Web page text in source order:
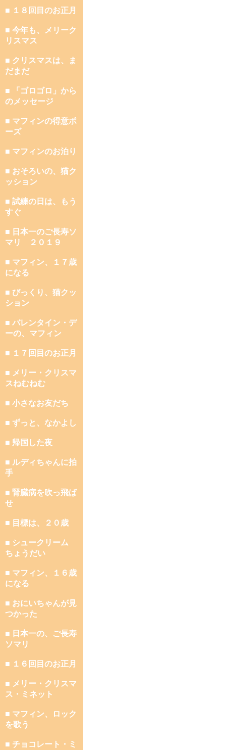
■ １８回目のお正月
■ 今年も、メリーク
リスマス
■ クリスマスは、ま
だまだ
■ 「ゴロゴロ」から
のメッセージ
■ マフィンの得意ポ
ーズ
■ マフィンのお泊り
■ おそろいの、猫ク
ッション
■ 試練の日は、もう
すぐ
■ 日本一のご長寿ソ
マリ ２０１９
■ マフィン、１７歳
になる
■ びっくり、猫クッ
ション
■ バレンタイン・デ
ーの、マフィン
■ １７回目のお正月
■ メリー・クリスマ
スねむねむ
■ 小さなお友だち
■ ずっと、なかよし
■ 帰国した夜
■ ルディちゃんに拍
手
■ 腎臓病を吹っ飛ば
せ
■ 目標は、２０歳
■ シュークリーム
ちょうだい
■ マフィン、１６歳
になる
■ おにいちゃんが見
つかった
■ 日本一の、ご長寿
ソマリ
■ １６回目のお正月
■ メリー・クリスマ
ス・ミネット
■ マフィン、ロック
を歌う
■ チョコレート・ミ